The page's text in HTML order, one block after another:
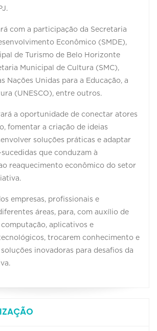
com a participação da Secretaria
Econômico (SMDE),
de Turismo de Belo Horizonte
Municipal de Cultura (SMC),
Nações Unidas para a Educação, a
(UNESCO), entre outros.
a oportunidade de conectar atores
fomentar a criação de ideias
soluções práticas e adaptar
que conduzam à
reaquecimento econômico do setor
empresas, profissionais e
áreas, para, com auxílio de
aplicativos e
trocarem conhecimento e
inovadoras para desafios da